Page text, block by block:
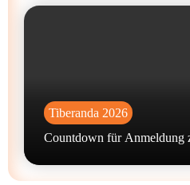
Tiberanda 2026
Countdown für Anmeldung